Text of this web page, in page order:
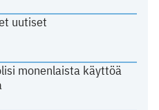
uutiset
monenlaista käyttöä